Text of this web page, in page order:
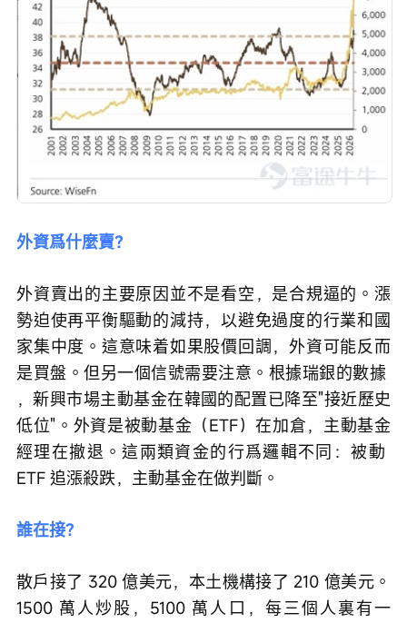
外資爲什麼賣？
外資賣出的主要原因並不是看空，是合規逼的。漲
勢迫使再平衡驅動的減持，以避免過度的行業和國
家集中度。這意味着如果股價回調，外資可能反而
是買盤。但另一個信號需要注意。根據瑞銀的數據
，新興市場主動基金在韓國的配置已降至"接近歷史
低位"。外資是被動基金（ETF）在加倉，主動基金
經理在撤退。這兩類資金的行爲邏輯不同：被動
ETF 追漲殺跌，主動基金在做判斷。
誰在接？
散戶接了 320 億美元，本土機構接了 210 億美元。
1500 萬人炒股，5100 萬人口，每三個人裏有一